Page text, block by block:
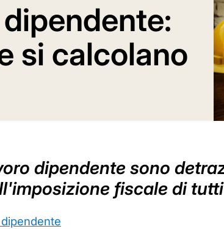
si calcolano
dipendente sono
fiscale di